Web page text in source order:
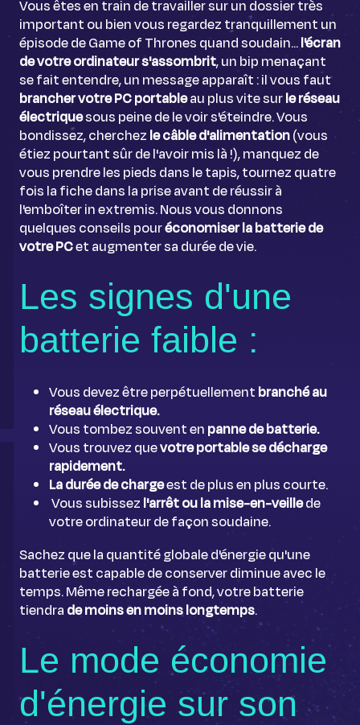
Vous êtes en train de travailler sur un dossier très
important ou bien vous regardez tranquillement un
épisode de Game of Thrones quand soudain...l'écran
de votre ordinateur s'assombrit, un bip menaçant
se fait entendre, un message apparaît : il vous faut
brancher votre PC portableau plus vite surle réseau
électriquesous peine de le voir s'éteindre. Vous
bondissez, cherchez le câble d'alimentation(vous
étiez pourtant sûr de l'avoir mis là !), manquez de
vous prendre les pieds dans le tapis, tournez quatre
fois la fiche dans la prise avant de réussir à
l'emboîter in extremis. Nous vous donnons
quelques conseils pouréconomiser la batterie de
votre PCet augmenter sa durée de vie.
Les signes d'une
batterie faible :
Vous devez être perpétuellement branché au
réseau électrique.
Vous tombez souvent en panne de batterie.
Vous trouvez quevotre portable se décharge
rapidement.
La durée de chargeest de plus en plus courte.
Vous subissez l'arrêt ou la mise-en-veillede
votre ordinateur de façon soudaine.
Sachez que la quantité globale d'énergie qu'une
batterie est capable de conserver diminue avec le
temps. Même rechargée à fond, votre batterie
tiendra de moins en moins longtemps.
Le mode économie
d'énergie sur son